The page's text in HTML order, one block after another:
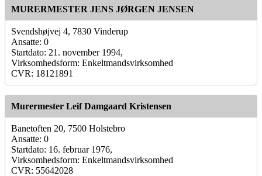
MURERMESTER JENS JØRGEN JENSEN
Svendshøjvej 4, 7830 Vinderup
Ansatte: 0
Startdato: 21. november 1994,
Virksomhedsform: Enkeltmandsvirksomhed
CVR: 18121891
Murermester Leif Damgaard Kristensen
Banetoften 20, 7500 Holstebro
Ansatte: 0
Startdato: 16. februar 1976,
Virksomhedsform: Enkeltmandsvirksomhed
CVR: 55642028